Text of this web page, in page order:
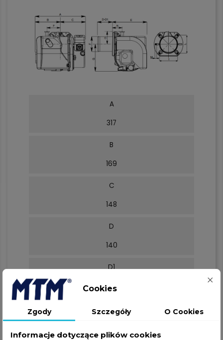
A
317
B
169
C
148
D
140
D1
220
Cookies
Zgody Szczegóły O Cookies
Informacje dotyczące plików cookies